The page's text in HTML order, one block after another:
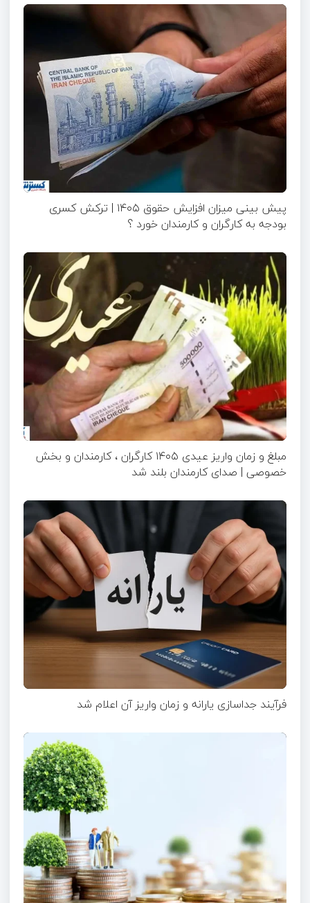
پیش بینی میزان افزایش حقوق ۱۴۰۵ | ترکش کسری
بودجه به کارگران و کارمندان خورد ؟
مبلغ و زمان واریز عیدی ۱۴۰۵ کارگران ، کارمندان و بخش
خصوصی | صدای کارمندان بلند شد
فرآیند جداسازی یارانه و زمان واریز آن اعلام شد